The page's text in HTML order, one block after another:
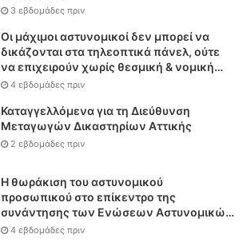
3 εβδομάδες πριν
Οι μάχιμοι αστυνομικοί δεν μπορεί να
δικάζονται στα τηλεοπτικά πάνελ, ούτε
να επιχειρούν χωρίς θεσμική & νομική
θωράκιση
4 εβδομάδες πριν
Καταγγελλόμενα για τη Διεύθυνση
Μεταγωγών Δικαστηρίων Αττικής
2 εβδομάδες πριν
Η θωράκιση του αστυνομικού
προσωπικού στο επίκεντρο της
συνάντησης των Ενώσεων Αστυνομικών
Υπαλλήλων Αθηνών και Θεσσαλονίκης
4 εβδομάδες πριν